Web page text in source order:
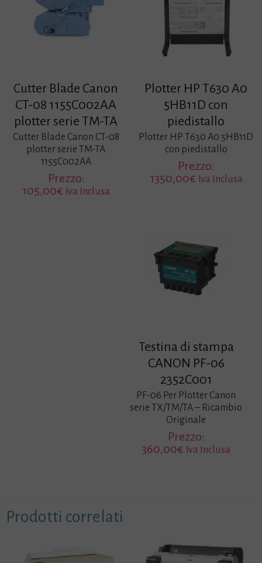
Cutter Blade Canon
CT-08 1155C002AA
plotter serie TM-TA
Cutter Blade Canon CT-08
plotter serie TM-TA
1155C002AA
Prezzo:
105,00€ Iva Inclusa
Plotter HP T630 A0
5HB11D con
piedistallo
Plotter HP T630 A0 5HB11D
con piedistallo
Prezzo:
1350,00€ Iva Inclusa
Testina di stampa
CANON PF-06
2352C001
PF-06 Per Plotter Canon
serie TX/TM/TA – Ricambio
Originale
Prezzo:
360,00€ Iva Inclusa
Prodotti correlati